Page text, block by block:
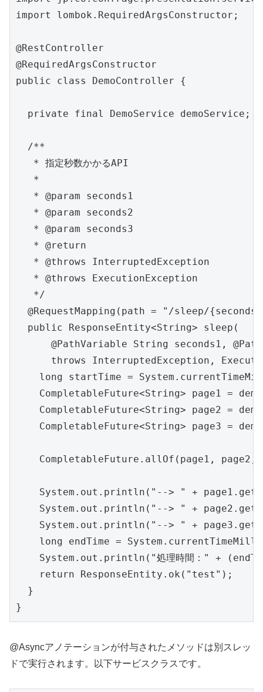
import lombok.RequiredArgsConstructor;
@RestController
@RequiredArgsConstructor
public class DemoController {
  private final DemoService demoService;
  /**
   * 指定秒数かかるAPI
   *
   * @param seconds1
   * @param seconds2
   * @param seconds3
   * @return
   * @throws InterruptedException
   * @throws ExecutionException
   */
@RequestMapping(path = "/sleep/
  public ResponseEntity<String> sleep(
@PathVariable String seconds1,
throws InterruptedException,
long startTime =
CompletableFuture<String> page1 =
CompletableFuture<String> page2 =
CompletableFuture<String> page3 =
CompletableFuture.allOf(page1, page2,
System.out.println("--> " +
System.out.println("--> " +
System.out.println("--> " +
long endTime =
System.out.println("処理時間：" +
    return ResponseEntity.ok("test");
  }
}
@Asyncアノテーションが付与されたメソッドは別スレッ
ドで実行されます。以下サービスクラスです。